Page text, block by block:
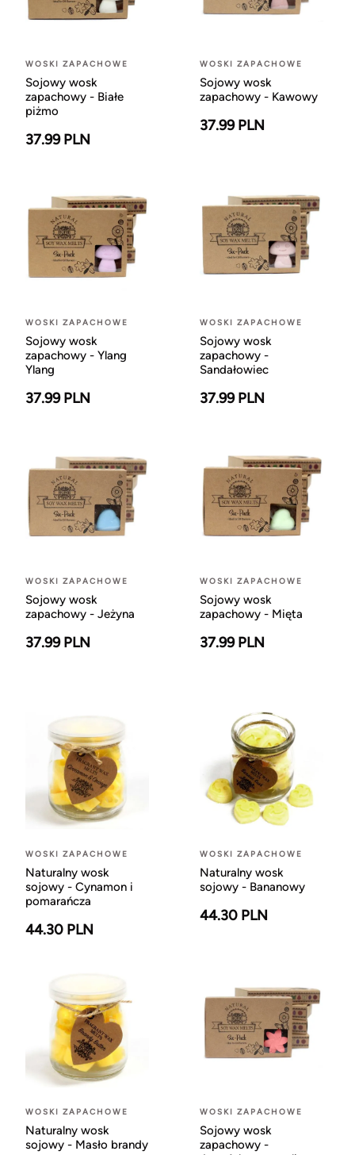
WOSKI ZAPACHOWE
Sojowy wosk
zapachowy - Białe
piżmo
37.99 PLN
WOSKI ZAPACHOWE
Sojowy wosk
zapachowy - Kawowy
37.99 PLN
WOSKI ZAPACHOWE
Sojowy wosk
zapachowy - Ylang
Ylang
37.99 PLN
WOSKI ZAPACHOWE
Sojowy wosk
zapachowy -
Sandałowiec
37.99 PLN
WOSKI ZAPACHOWE
Sojowy wosk
zapachowy - Jeżyna
37.99 PLN
WOSKI ZAPACHOWE
Sojowy wosk
zapachowy - Mięta
37.99 PLN
WOSKI ZAPACHOWE
Naturalny wosk
sojowy - Cynamon i
pomarańcza
44.30 PLN
WOSKI ZAPACHOWE
Naturalny wosk
sojowy - Bananowy
44.30 PLN
WOSKI ZAPACHOWE
Naturalny wosk
sojowy - Masło brandy
WOSKI ZAPACHOWE
Sojowy wosk
zapachowy -